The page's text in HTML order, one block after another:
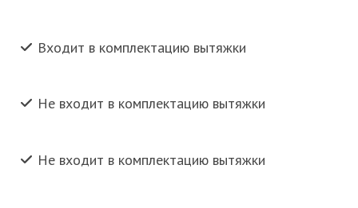
Входит в комплектацию вытяжки
Не входит в комплектацию вытяжки
Не входит в комплектацию вытяжки